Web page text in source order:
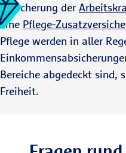
Absicherung der
eine Pflege-
Pflege werden in aller
Bereiche abgedeckt sind,
Freiheit.